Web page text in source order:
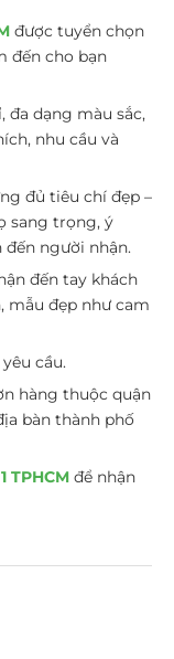
được tuyển chọn
đến cho bạn
đa dạng màu sắc,
nhu cầu và
đủ tiêu chí đẹp –
sang trọng, ý
người nhận.
đến tay khách
mẫu đẹp như cam
yêu cầu.
hàng thuộc quận
bàn thành phố
TPHCM để nhận